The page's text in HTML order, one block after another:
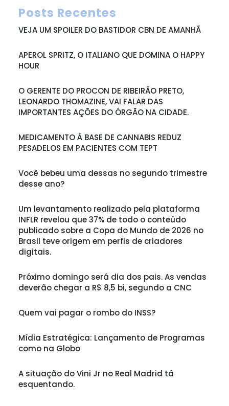
Posts Recentes
VEJA UM SPOILER DO BASTIDOR CBN DE AMANHÃ
APEROL SPRITZ, O ITALIANO QUE DOMINA O HAPPY
HOUR
O GERENTE DO PROCON DE RIBEIRÃO PRETO,
LEONARDO THOMAZINE, VAI FALAR DAS
IMPORTANTES AÇÕES DO ÓRGÃO NA CIDADE.
MEDICAMENTO À BASE DE CANNABIS REDUZ
PESADELOS EM PACIENTES COM TEPT
Você bebeu uma dessas no segundo trimestre
desse ano?
Um levantamento realizado pela plataforma
INFLR revelou que 37% de todo o conteúdo
publicado sobre a Copa do Mundo de 2026 no
Brasil teve origem em perfis de criadores
digitais.
Próximo domingo será dia dos pais. As vendas
deverão chegar a R$ 8,5 bi, segundo a CNC
Quem vai pagar o rombo do INSS?
Mídia Estratégica: Lançamento de Programas
como na Globo
A situação do Vini Jr no Real Madrid tá
esquentando.